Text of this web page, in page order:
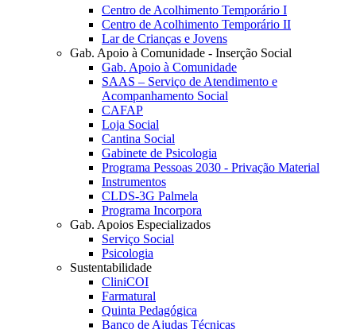
Centro de Acolhimento Temporário I
Centro de Acolhimento Temporário II
Lar de Crianças e Jovens
Gab. Apoio à Comunidade - Inserção Social
Gab. Apoio à Comunidade
SAAS – Serviço de Atendimento e
Acompanhamento Social
CAFAP
Loja Social
Cantina Social
Gabinete de Psicologia
Programa Pessoas 2030 - Privação Material
Instrumentos
CLDS-3G Palmela
Programa Incorpora
Gab. Apoios Especializados
Serviço Social
Psicologia
Sustentabilidade
CliniCOI
Farmatural
Quinta Pedagógica
Banco de Ajudas Técnicas